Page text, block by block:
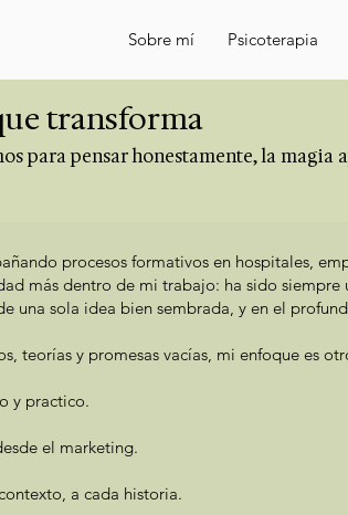
Sobre mí Psicoterapia
transforma
para pensar honestamente, la magia
procesos formativos en hospitales,
más dentro de mi trabajo: ha sido
una sola idea bien sembrada, y en el
teorías y promesas vacías, mi enfoque es
y practico.
el marketing.
a cada historia.